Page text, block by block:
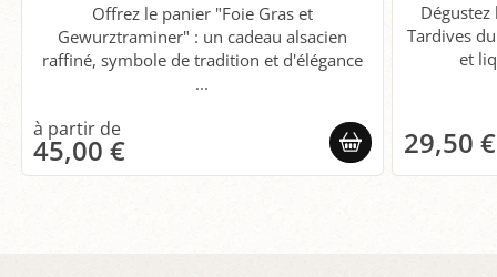
Offrez le panier "Foie Gras et
Gewurztraminer" : un cadeau alsacien
raffiné, symbole de tradition et d'élégance
...
45,00 €
Tardives
et
29,50 €